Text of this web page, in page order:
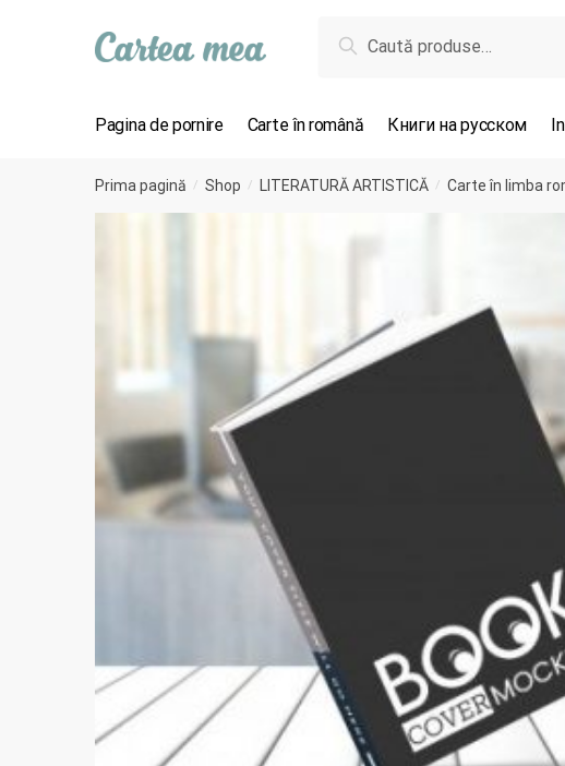
Caută
Pagina de pornire Carte în română Книги на русском
Prima pagină / Shop / LITERATURĂ ARTISTICĂ / Carte în limba